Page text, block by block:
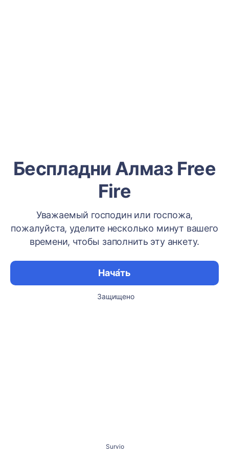
Беспладни Алмаз Free
Fire
Уважаемый господин или госпожа,
пожалуйста, уделите несколько минут вашего
времени, чтобы заполнить эту анкету.
Нача́ть
Защищено
Survio